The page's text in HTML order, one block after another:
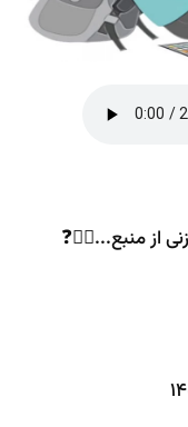
از منبع...😵‍💫❓